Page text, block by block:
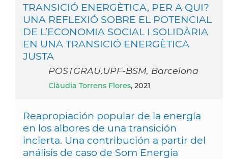
TRANSICIÓ ENERGÈTICA, PER A QUI?
UNA REFLEXIÓ SOBRE EL POTENCIAL
DE L’ECONOMIA SOCIAL I SOLIDÀRIA
EN UNA TRANSICIÓ ENERGÈTICA
JUSTA
POSTGRAU,UPF-BSM, Barcelona
Clàudia Torrens Flores, 2021
Reapropiación popular de la energía
en los albores de una transición
incierta. Una contribución a partir del
análisis de caso de Som Energia